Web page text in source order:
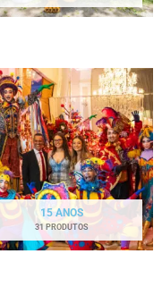
15 ANOS
31 PRODUTOS